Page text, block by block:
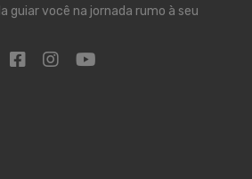
guiar você na jornada rumo à seu